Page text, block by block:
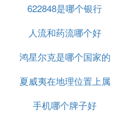
622848是哪个银行
人流和药流哪个好
鸿星尔克是哪个国家的
品牌
夏威夷在地理位置上属
于哪个洲
手机哪个牌子好